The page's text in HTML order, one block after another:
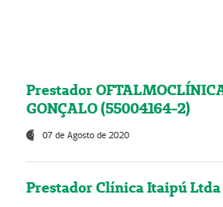
Prestador
GONÇALO (55004164-2)
07 de Agosto de 2020
Prestador Clínica Itaipú Ltda